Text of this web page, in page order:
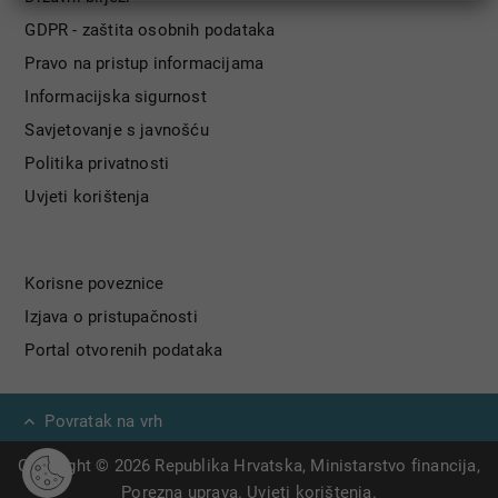
GDPR - zaštita osobnih podataka
Pravo na pristup informacijama
Informacijska sigurnost
Savjetovanje s javnošću
Politika privatnosti
Uvjeti korištenja
Korisne poveznice
Izjava o pristupačnosti
Portal otvorenih podataka
Povratak na vrh
Copyright © 2026 Republika Hrvatska, Ministarstvo financija,
Porezna uprava. Uvjeti korištenja.